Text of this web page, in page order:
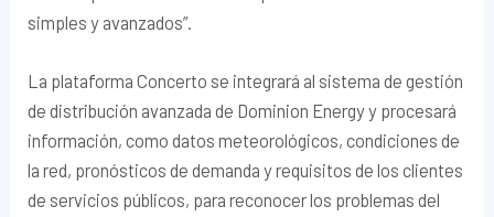
simples y avanzados”.
La plataforma Concerto se integrará al sistema de gestión
de distribución avanzada de Dominion Energy y procesará
información, como datos meteorológicos, condiciones de
la red, pronósticos de demanda y requisitos de los clientes
de servicios públicos, para reconocer los problemas del